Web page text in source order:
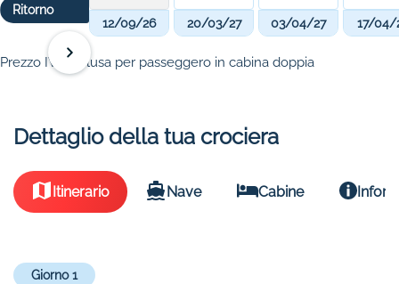
Ritorno
12/09/26 20/03/27 03/04/27 17/04/
Prezzo IVA inclusa per passeggero in cabina doppia
Dettaglio della tua crociera
Itinerario Nave Cabine
Giorno 1